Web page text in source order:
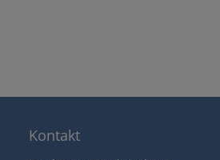
Kontakt